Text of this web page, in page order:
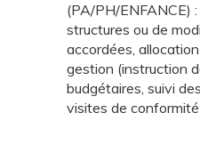
(PA/PH/ENFANCE)
structures ou de
accordées,
gestion (instruction
budgétaires, suivi
visites de